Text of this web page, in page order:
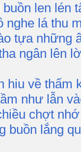
buồn len lén
nghe lá thu
tựa những
ngân lên
hiu về thấm
như lẫn
chợt
buồn lắng